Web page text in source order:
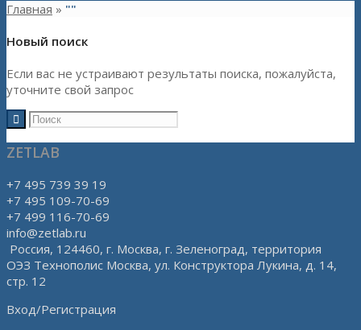
Главная » ""
Новый поиск
Если вас не устраивают результаты поиска, пожалуйста,
уточните свой запрос
ZETLAB
+7 495 739 39 19
+7 495 109-70-69
+7 499 116-70-69
info@zetlab.ru
Россия, 124460, г. Москва, г. Зеленоград, территория
ОЭЗ Технополис Москва, ул. Конструктора Лукина, д. 14,
стр. 12
Вход/Регистрация